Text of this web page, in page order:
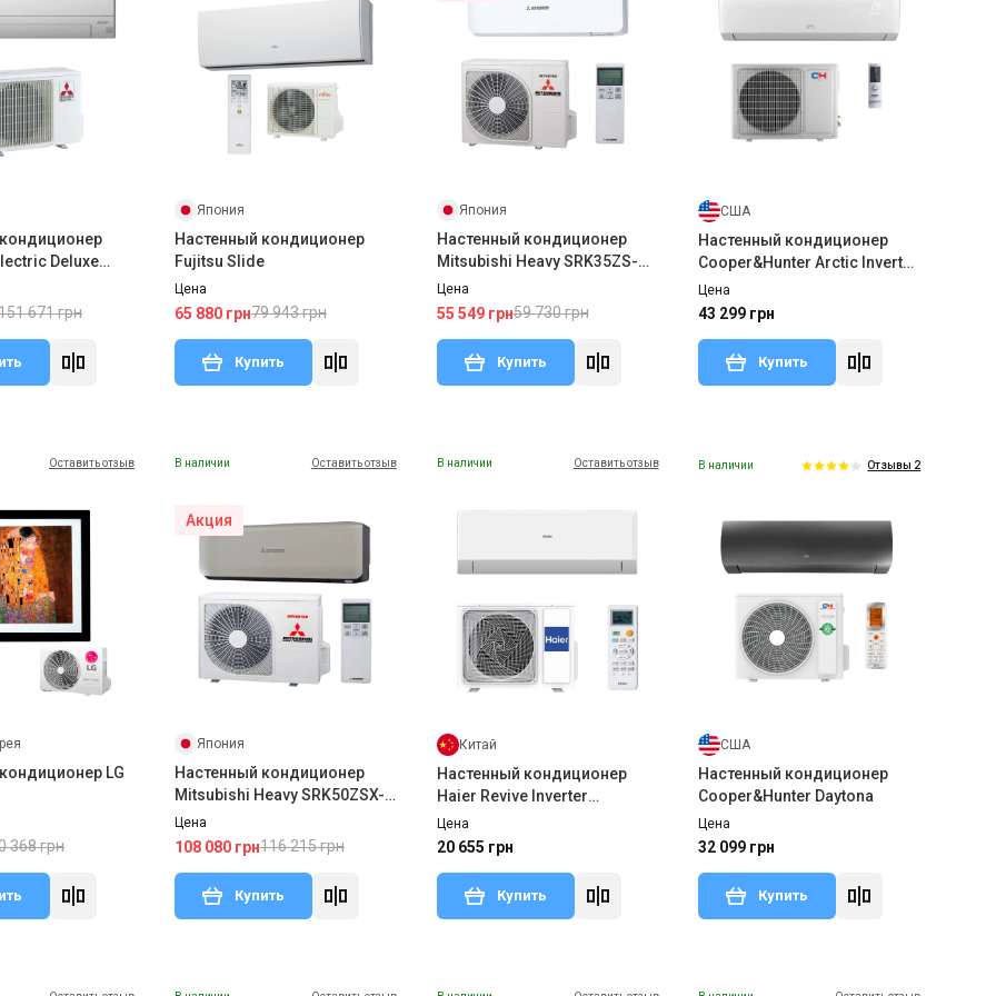
Deluxe
FT50VGK/MUZ-
671 грн
Япония
Настенный кондиционер
Fujitsu Slide
Цена
65 880 грн79 943 грн
Купить
Япония
Настенный кондиционер
Mitsubishi Heavy SRK35ZS-
W/SRC35ZS-W2
Цена
55 549 грн59 730 грн
Купить
США
Настенный кондиционер
Cooper&Hunter Arctic Inverter
CH-S18FTXLA2-NG WI-FI R32
Цена
43 299 грн
Купить
Оставить отзыв
LG
368 грн
В наличии Оставить отзыв
Акция
Япония
Настенный кондиционер
Mitsubishi Heavy SRK50ZSX-
WT/SRC50ZSX-W2(3)
Цена
108 080 грн116 215 грн
Купить
В наличии Оставить отзыв
Китай
Настенный кондиционер
Haier Revive Inverter
AS25RHBHRA/1U25YERFRA
Цена
20 655 грн
Купить
В наличии Отзывы 2
США
Настенный кондиционер
Cooper&Hunter Daytona
Цена
32 099 грн
Купить